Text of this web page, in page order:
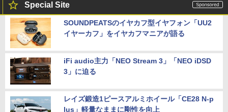
Special Site
SOUNDPEATSのイヤカフ型イヤフォン「UU2
イヤーカフ」をイヤカフマニアが語る
iFi audio主力「NEO Stream 3」「NEO iDSD
3」に迫る
レイズ鍛造1ピースアルミホイール「CE28 N-p
lus」軽量なままに剛性を向上